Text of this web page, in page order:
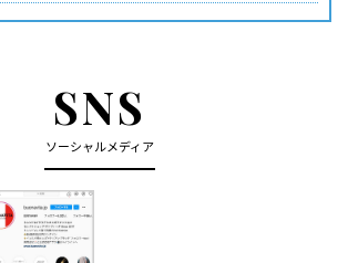
SNS
ソーシャルメディア